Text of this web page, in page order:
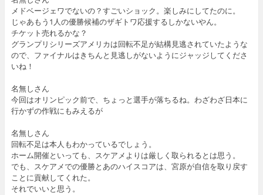
メドベージェワでないの？すごいショック。楽しみにしてたのに。
じゃあもう1人の優勝候補のザギトワ応援するしかないやん。
チケット売れるかな？
グランプリシリーズアメリカは回転不足が結構見逃されていたような
ので、ファイナルはきちんと見逃しがないようにジャッジしてくださ
いね！
名無しさん
今回はオリンピック前で、ちょっと選手が落ちるね。わざわざ日本に
行かずの作戦にもみえるが
名無しさん
回転不足は本人もわかっているでしょう。
ホーム開催といっても、スケアメよりは厳しく取られるとは思う。
でも、スケアメでの優勝とあのハイスコアは、宮原が自信を取り戻す
ことに貢献してくれた。
それでいいと思う。